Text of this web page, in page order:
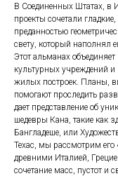
В Соединенных Штатах, в
проекты сочетали
преданностью
свету, который наполнял
Этот альманах
культурных учреждений
жилых построек. Планы,
помогают проследить
дает представление об
шедевры Кана, такие как
Бангладеше, или
Техас, мы рассмотрим его
древними Италией,
сочетание масс, пустот и